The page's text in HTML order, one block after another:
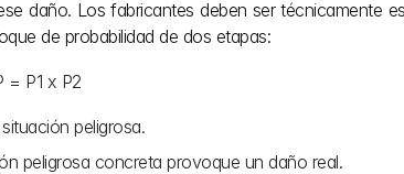
daño. Los fabricantes deben ser técnicamente
de probabilidad de dos etapas:
P = P1 x P2
peligrosa.
peligrosa concreta provoque un daño real.